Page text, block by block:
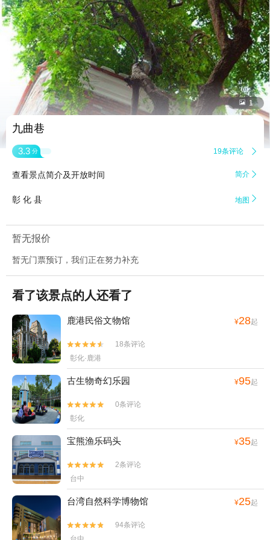
 1
九曲巷
3.3 分 19条评论 
查看景点简介及开放时间 简介 
彰 化 县 地图 
暂无报价
暂无门票预订，我们正在努力补充
看了该景点的人还看了
鹿港民俗文物馆 ¥28起


18条评论
彰化·鹿港
古生物奇幻乐园 ¥95起


0条评论
彰化
宝熊渔乐码头 ¥35起


2条评论
台中
台湾自然科学博物馆 ¥25起


94条评论
